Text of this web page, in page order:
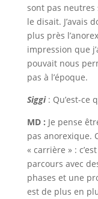
sont pas neutres
le disait. J’avais
plus près
impression que
pouvait nous
pas à l’époque.
Siggi: Qu’est-ce
MD : Je pense
pas anorexique.
« carrière » :
parcours avec
phases et une
est de plus en